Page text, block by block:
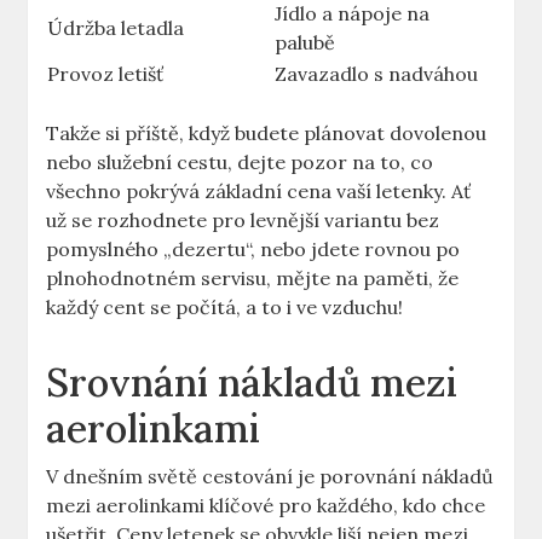
Údržba letadla
Jídlo a nápoje na
palubě
Provoz letišť
Zavazadlo s nadváhou
Takže si příště, když budete plánovat dovolenou
nebo služební cestu, dejte pozor na to, co
všechno pokrývá základní cena vaší letenky. Ať
už se rozhodnete pro levnější variantu bez
pomyslného „dezertu“, nebo jdete rovnou po
plnohodnotném servisu, mějte na paměti, že
každý cent se počítá, a to i ve vzduchu!
Srovnání nákladů mezi
aerolinkami
V dnešním světě cestování je porovnání nákladů
mezi aerolinkami klíčové pro každého, kdo chce